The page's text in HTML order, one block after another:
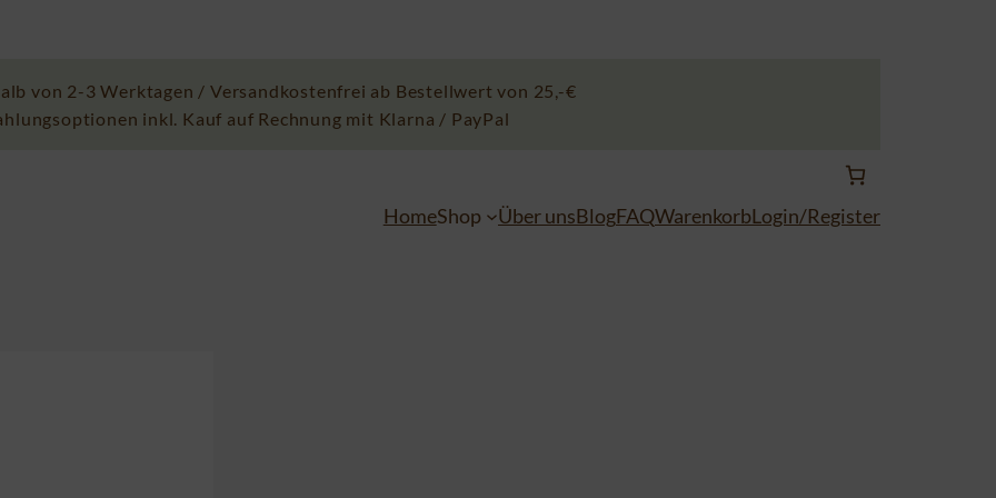
von 2-3 Werktagen / Versandkostenfrei ab Bestellwert von 25,-€
inkl. Kauf auf Rechnung mit Klarna / PayPal
HomeShop Über unsBlogFAQWarenkorbLogin/Register